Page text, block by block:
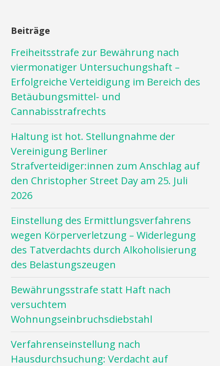
Beiträge
Freiheitsstrafe zur Bewährung nach
viermonatiger Untersuchungshaft –
Erfolgreiche Verteidigung im Bereich des
Betäubungsmittel- und
Cannabisstrafrechts
Haltung ist hot. Stellungnahme der
Vereinigung Berliner
Strafverteidiger:innen zum Anschlag auf
den Christopher Street Day am 25. Juli
2026
Einstellung des Ermittlungsverfahrens
wegen Körperverletzung – Widerlegung
des Tatverdachts durch Alkoholisierung
des Belastungszeugen
Bewährungsstrafe statt Haft nach
versuchtem
Wohnungseinbruchsdiebstahl
Verfahrenseinstellung nach
Hausdurchsuchung: Verdacht auf